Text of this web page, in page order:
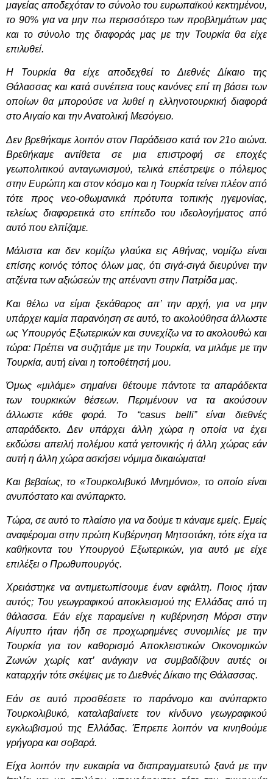
μαγείας αποδεχόταν το σύνολο του ευρωπαϊκού κεκτημένου,
το 90% για να μην πω περισσότερο των προβλημάτων μας
και το σύνολο της διαφοράς μας με την Τουρκία θα είχε
επιλυθεί.
Η Τουρκία θα είχε αποδεχθεί το Διεθνές Δίκαιο της
Θάλασσας και κατά συνέπεια τους κανόνες επί τη βάσει των
οποίων θα μπορούσε να λυθεί η ελληνοτουρκική διαφορά
στο Αιγαίο και την Ανατολική Μεσόγειο.
Δεν βρεθήκαμε λοιπόν στον Παράδεισο κατά τον 21ο αιώνα.
Βρεθήκαμε αντίθετα σε μια επιστροφή σε εποχές
γεωπολιτικού ανταγωνισμού, τελικά επέστρεψε ο πόλεμος
στην Ευρώπη και στον κόσμο και η Τουρκία τείνει πλέον από
τότε προς νεο-οθωμανικά πρότυπα τοπικής ηγεμονίας,
τελείως διαφορετικά στο επίπεδο του ιδεολογήματος από
αυτό που ελπίζαμε.
Μάλιστα και δεν κομίζω γλαύκα εις Αθήνας, νομίζω είναι
επίσης κοινός τόπος όλων μας, ότι σιγά-σιγά διευρύνει την
ατζέντα των αξιώσεών της απέναντι στην Πατρίδα μας.
Και θέλω να είμαι ξεκάθαρος απ’ την αρχή, για να μην
υπάρχει καμία παρανόηση σε αυτό, το ακολούθησα άλλωστε
ως Υπουργός Εξωτερικών και συνεχίζω να το ακολουθώ και
τώρα: Πρέπει να συζητάμε με την Τουρκία, να μιλάμε με την
Τουρκία, αυτή είναι η τοποθέτησή μου.
Όμως «μιλάμε» σημαίνει θέτουμε πάντοτε τα απαράδεκτα
των τουρκικών θέσεων. Περιμένουν να τα ακούσουν
άλλωστε κάθε φορά. Το “casus belli” είναι διεθνές
απαράδεκτο. Δεν υπάρχει άλλη χώρα η οποία να έχει
εκδώσει απειλή πολέμου κατά γειτονικής ή άλλη χώρας εάν
αυτή η άλλη χώρα ασκήσει νόμιμα δικαιώματα!
Και βεβαίως, το «Τουρκολιβυκό Μνημόνιο», το οποίο είναι
ανυπόστατο και ανύπαρκτο.
Τώρα, σε αυτό το πλαίσιο για να δούμε τι κάναμε εμείς. Εμείς
αναφέρομαι στην πρώτη Κυβέρνηση Μητσοτάκη, τότε είχα τα
καθήκοντα του Υπουργού Εξωτερικών, για αυτό με είχε
επιλέξει ο Πρωθυπουργός.
Χρειάστηκε να αντιμετωπίσουμε έναν εφιάλτη. Ποιος ήταν
αυτός; Του γεωγραφικού αποκλεισμού της Ελλάδας από τη
θάλασσα. Εάν είχε παραμείνει η κυβέρνηση Μόρσι στην
Αίγυπτο ήταν ήδη σε προχωρημένες συνομιλίες με την
Τουρκία για τον καθορισμό Αποκλειστικών Οικονομικών
Ζωνών χωρίς κατ’ ανάγκην να συμβαδίζουν αυτές οι
καταρχήν τότε σκέψεις με το Διεθνές Δίκαιο της Θάλασσας.
Εάν σε αυτό προσθέσετε το παράνομο και ανύπαρκτο
Τουρκολιβυκό, καταλαβαίνετε τον κίνδυνο γεωγραφικού
εγκλωβισμού της Ελλάδας. Έπρεπε λοιπόν να κινηθούμε
γρήγορα και σοβαρά.
Είχα λοιπόν την ευκαιρία να διαπραγματευτώ ξανά με την